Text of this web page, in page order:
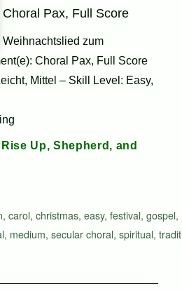
Choral Pax, Full Score
Weihnachtslied zum
Choral Pax, Full Score
Mittel – Skill Level: Easy,
Rise Up, Shepherd, and
,carol,christmas,easy,festival,gospel,
, medium,secular choral,spiritual,